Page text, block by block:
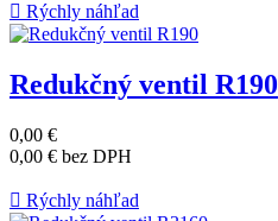
 Rýchly náhľad
Redukčný ventil R190
0,00 €
0,00 € bez DPH
 Rýchly náhľad